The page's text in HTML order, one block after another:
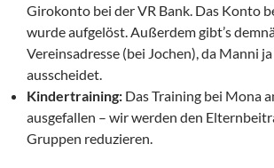
Girokonto bei der VR Bank. Das Konto
wurde aufgelöst. Außerdem gibt’s
Vereinsadresse (bei Jochen), da Manni
ausscheidet.
Kindertraining: Das Training bei Mona
ausgefallen – wir werden den
Gruppen reduzieren.